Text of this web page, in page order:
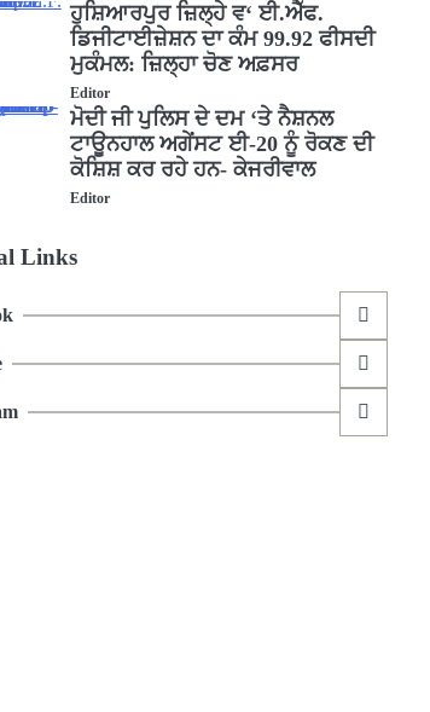
ਹੁਸ਼ਿਆਰਪੁਰ ਜ਼ਿਲ੍ਹੇ ਵ‘ ਈ.ਐੱਫ.
ਡਿਜੀਟਾਈਜ਼ੇਸ਼ਨ ਦਾ ਕੰਮ 99.92 ਫੀਸਦੀ
ਮੁਕੰਮਲ: ਜ਼ਿਲ੍ਹਾ ਚੋਣ ਅਫ਼ਸਰ
Editor
ਮੋਦੀ ਜੀ ਪੁਲਿਸ ਦੇ ਦਮ ‘ਤੇ ਨੈਸ਼ਨਲ
ਟਾਊਨਹਾਲ ਅਗੇਂਸਟ ਈ-20 ਨੂੰ ਰੋਕਣ ਦੀ
ਕੋਸ਼ਿਸ਼ ਕਰ ਰਹੇ ਹਨ- ਕੇਜਰੀਵਾਲ
Editor
Links